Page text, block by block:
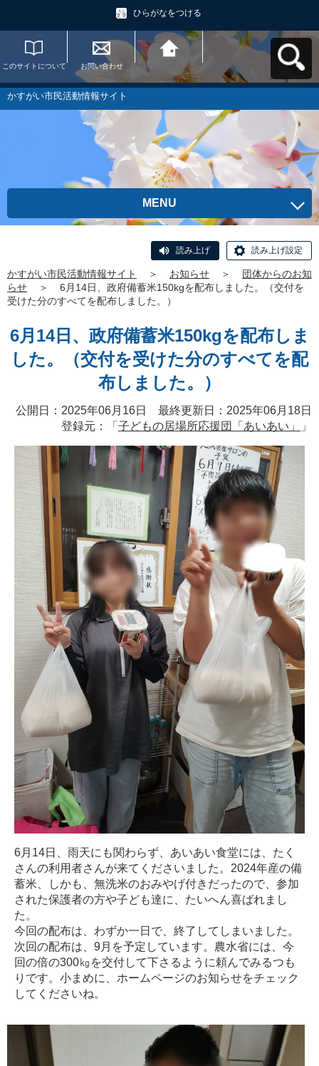
ひらがなをつける
このサイトについて お問い合わせ
かすがい市民活動情
報サイトへ戻る
かすがい市民活動情報サイト
MENU
読み上げ 読み上げ設定
かすがい市民活動情報サイト ＞ お知らせ ＞
団体からのお知
らせ
＞
6月14日、政府備蓄米150kgを配布しました。（交付を
受けた分のすべてを配布しました。）
6月14日、政府備蓄米150kgを配布しま
した。（交付を受けた分のすべてを配
布しました。）
公開日：2025年06月16日 最終更新日：2025年06月18日
登録元：「 子どもの居場所応援団「あいあい」 」
6月14日、雨天にも関わらず、あいあい食堂には、たく
さんの利用者さんが来てくださいました。2024年産の備
蓄米、しかも、無洗米のおみやげ付きだったので、参加
された保護者の方や子ども達に、たいへん喜ばれまし
た。
今回の配布は、わずか一日で、終了してしまいました。
次回の配布は、9月を予定しています。農水省には、今
回の倍の300㎏を交付して下さるように頼んでみるつも
りです。小まめに、ホームページのお知らせをチェック
してくださいね。